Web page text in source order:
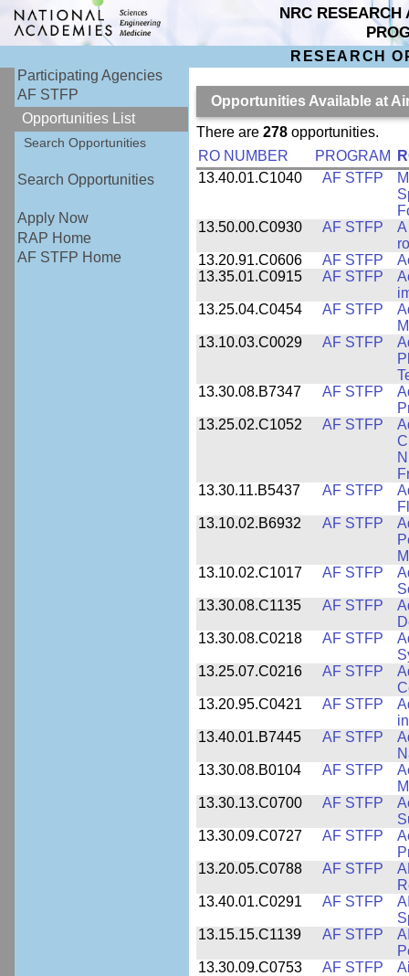
NRC RESEARCH
RESEARCH
Participating Agencies
AF STFP
Opportunities List
Search Opportunities
Search Opportunities
Apply Now
RAP Home
AF STFP Home
Opportunities Available at
There are 278opportunities.
RO NUMBER
PROGRAM
13.40.01.C1040
AF STFP
13.50.00.C0930
AF STFP
13.20.91.C0606
AF STFP
13.35.01.C0915
AF STFP
13.25.04.C0454
AF STFP
13.10.03.C0029
AF STFP
13.30.08.B7347
AF STFP
13.25.02.C1052
AF STFP
13.30.11.B5437
AF STFP
13.10.02.B6932
AF STFP
13.10.02.C1017
AF STFP
13.30.08.C1135
AF STFP
13.30.08.C0218
AF STFP
13.25.07.C0216
AF STFP
13.20.95.C0421
AF STFP
13.40.01.B7445
AF STFP
13.30.08.B0104
AF STFP
13.30.13.C0700
AF STFP
13.30.09.C0727
AF STFP
13.20.05.C0788
AF STFP
13.40.01.C0291
AF STFP
13.15.15.C1139
AF STFP
13.30.09.C0753
AF STFP